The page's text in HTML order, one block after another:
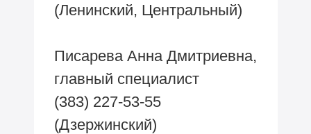
(Ленинский, Центральный)
Писарева Анна Дмитриевна,
главный специалист
(383) 227-53-55
(Дзержинский)